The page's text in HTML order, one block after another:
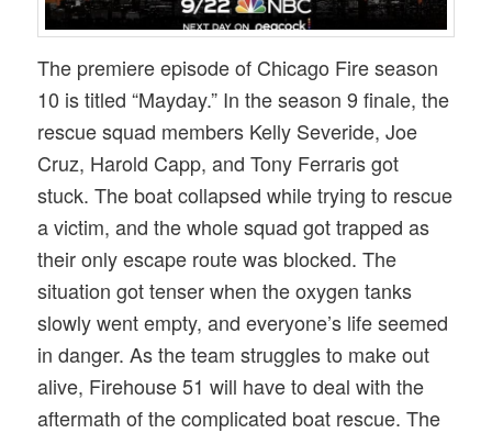
The premiere episode of Chicago Fire season
10 is titled “Mayday.” In the season 9 finale, the
rescue squad members Kelly Severide, Joe
Cruz, Harold Capp, and Tony Ferraris got
stuck. The boat collapsed while trying to rescue
a victim, and the whole squad got trapped as
their only escape route was blocked. The
situation got tenser when the oxygen tanks
slowly went empty, and everyone’s life seemed
in danger. As the team struggles to make out
alive, Firehouse 51 will have to deal with the
aftermath of the complicated boat rescue. The